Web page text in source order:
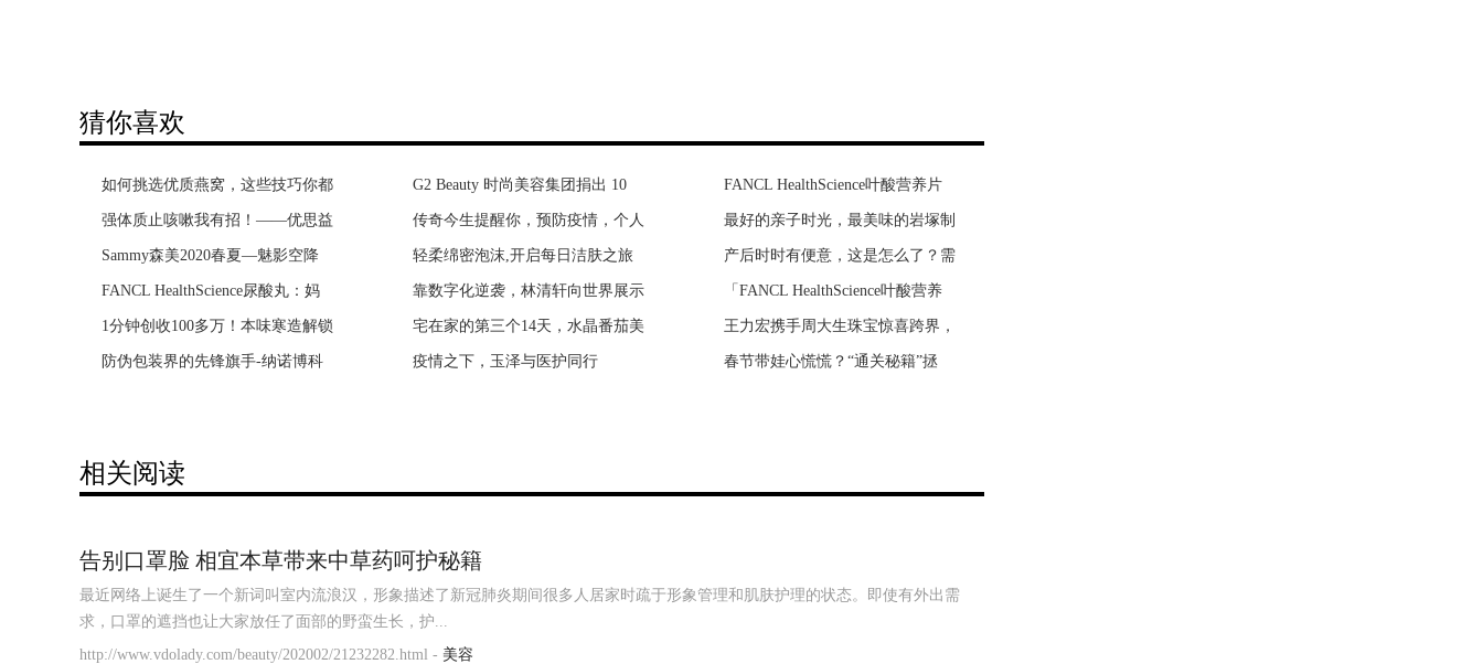
猜你喜欢
如何挑选优质燕窝，这些技巧你都
强体质止咳嗽我有招！——优思益
Sammy森美2020春夏—魅影空降
FANCL HealthScience尿酸丸：妈
1分钟创收100多万！本味寒造解锁
防伪包装界的先锋旗手-纳诺博科
G2 Beauty 时尚美容集团捐出 10
传奇今生提醒你，预防疫情，个人
轻柔绵密泡沫,开启每日洁肤之旅
靠数字化逆袭，林清轩向世界展示
宅在家的第三个14天，水晶番茄美
疫情之下，玉泽与医护同行
FANCL HealthScience叶酸营养片
最好的亲子时光，最美味的岩塚制
产后时时有便意，这是怎么了？需
「FANCL HealthScience叶酸营养
王力宏携手周大生珠宝惊喜跨界，
春节带娃心慌慌？“通关秘籍”拯
社交新零售如何成为下一个经济风
货真价实，才能赢得街坊们的喜爱
运动时尚欢乐无限BOB体育打造顶
两天五万乐迷共襄视听盛宴，华人
Millie Bobby Brown个性演绎Pand
Dyson Supersonic吹风机专业版“
《老酒馆》湖北开播 侠气英雄汇
幸福院》探讨养老民生议题 刘佩
《宸汐缘》深圳湖北春节档上星播
《芝麻胡同》天津吉林春节档温暖
《精英律师》屠榜热搜，碧生源抢
《小欢喜》四卫视复播 收视依然
紫荆豪庭闹鬼事件 中海紫荆豪庭
一个人要发财的预兆 发财有什么
鬼生活在哪里 鬼生活在几维空间
新房子没搬家前能住吗？没搬家前
如何判断房子阴气重 房子阴气太
为什么说养猫穷三代 猫到底是招
相关阅读
告别口罩脸 相宜本草带来中草药呵护秘籍
最近网络上诞生了一个新词叫室内流浪汉，形象描述了新冠肺炎期间很多人居家时疏于形象管理和肌肤护理的状态。即使有外出需
求，口罩的遮挡也让大家放任了面部的野蛮生长，护...
http://www.vdolady.com/beauty/202002/21232282.html - 美容